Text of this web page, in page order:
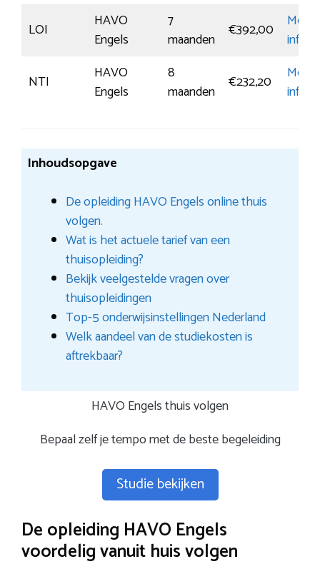
LOI
HAVO
Engels
7
maanden
€392,00
Meer
NTI
HAVO
Engels
8
maanden
€232,20
Meer
Inhoudsopgave
De opleiding HAVO Engels online thuis
volgen.
Wat is het actuele tarief van een
thuisopleiding?
Bekijk veelgestelde vragen over
thuisopleidingen
Top-5 onderwijsinstellingen Nederland
Welk aandeel van de studiekosten is
aftrekbaar?
HAVO Engels thuis volgen
Bepaal zelf je tempo met de beste begeleiding
Studie bekijken
De opleiding HAVO Engels
voordelig vanuit huis volgen